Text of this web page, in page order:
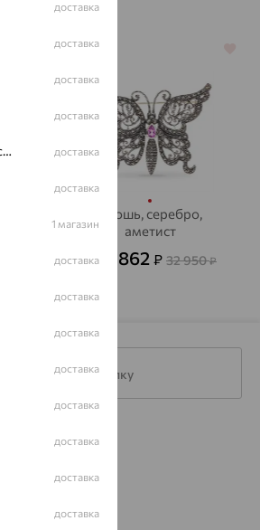
64%
Брошь, серебро,
аметист
от 11 862 ₽ 32 950₽
на рассылку
доставка
доставка
доставка
доставка
Ардатов (рабочий поселок) доставка
доставка
1 магазин
доставка
доставка
доставка
доставка
доставка
доставка
доставка
доставка